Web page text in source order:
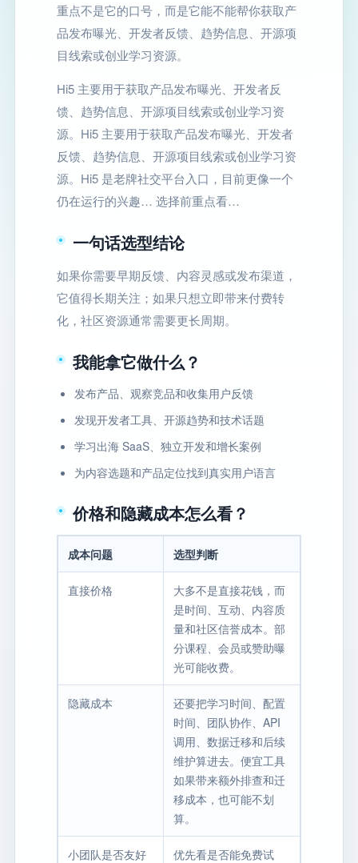
重点不是它的口号，而是它能不能帮你获取产
品发布曝光、开发者反馈、趋势信息、开源项
目线索或创业学习资源。
Hi5 主要用于获取产品发布曝光、开发者反
馈、趋势信息、开源项目线索或创业学习资
源。Hi5 主要用于获取产品发布曝光、开发者
反馈、趋势信息、开源项目线索或创业学习资
源。Hi5 是老牌社交平台入口，目前更像一个
仍在运行的兴趣… 选择前重点看…
一句话选型结论
如果你需要早期反馈、内容灵感或发布渠道，
它值得长期关注；如果只想立即带来付费转
化，社区资源通常需要更长周期。
我能拿它做什么？
发布产品、观察竞品和收集用户反馈
发现开发者工具、开源趋势和技术话题
学习出海 SaaS、独立开发和增长案例
为内容选题和产品定位找到真实用户语言
价格和隐藏成本怎么看？
成本问题 选型判断
直接价格
大多不是直接花钱，而
是时间、互动、内容质
量和社区信誉成本。部
分课程、会员或赞助曝
光可能收费。
隐藏成本
还要把学习时间、配置
时间、团队协作、API
调用、数据迁移和后续
维护算进去。便宜工具
如果带来额外排查和迁
移成本，也可能不划
算。
小团队是否友好
优先看是否能免费试